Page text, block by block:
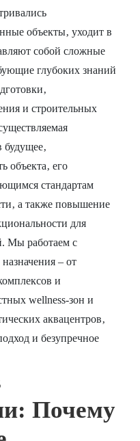
объекты‚ уходит в
собой сложные
глубоких знаний
и строительных
объекта‚ его
стандартам
а также повышение
для
Мы работаем с
– от
и
wellness-зон и
аквацентров‚
и безупречное
Почему